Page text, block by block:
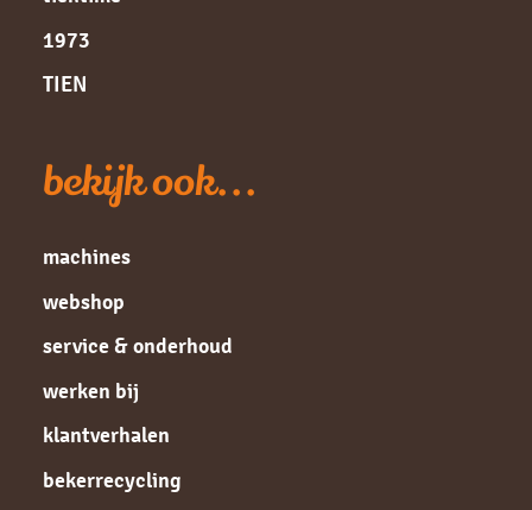
1973
TIEN
bekijk ook...
machines
webshop
service & onderhoud
werken bij
klantverhalen
bekerrecycling